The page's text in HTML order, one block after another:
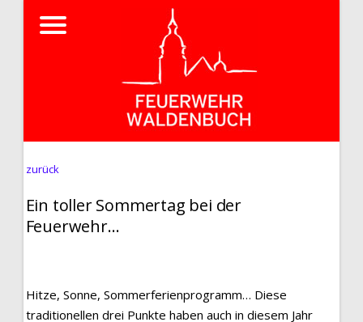
zurück
Ein toller Sommertag bei der
Feuerwehr…
Hitze, Sonne, Sommerferienprogramm… Diese
traditionellen drei Punkte haben auch in diesem Jahr